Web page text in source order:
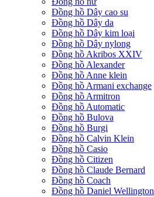
Đồng hồ Dây cao su
Đồng hồ Dây da
Đồng hồ Dây kim loại
Đồng hồ Dây nylong
Đồng hồ Akribos XXIV
Đồng hồ Alexander
Đồng hồ Anne klein
Đồng hồ Armani exchange
Đồng hồ Armitron
Đồng hồ Automatic
Đồng hồ Bulova
Đồng hồ Burgi
Đồng hồ Calvin Klein
Đồng hồ Casio
Đồng hồ Citizen
Đồng hồ Claude Bernard
Đồng hồ Coach
Đồng hồ Daniel Wellington